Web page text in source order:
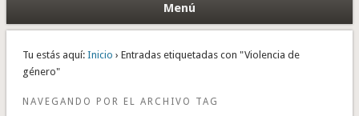
Menú
Tu estás aquí: Inicio › Entradas etiquetadas con "Violencia de
género"
NAVEGANDO POR EL ARCHIVO TAG